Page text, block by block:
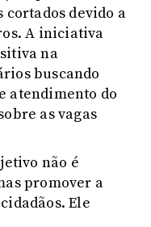
cortados devido a
A iniciativa
na
buscando
atendimento do
as vagas
não é
promover a
Ele